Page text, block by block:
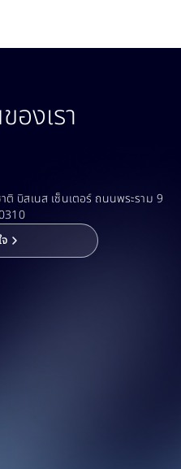
งเรา
บิสเนส เซ็นเตอร์ ถนนพระราม 9